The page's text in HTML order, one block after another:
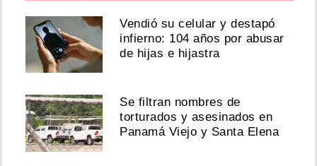
Vendió su celular y destapó
infierno: 104 años por abusar
de hijas e hijastra
Se filtran nombres de
torturados y asesinados en
Panamá Viejo y Santa Elena